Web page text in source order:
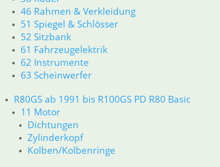
46 Rahmen & Verkleidung
51 Spiegel & Schlösser
52 Sitzbank
61 Fahrzeugelektrik
62 Instrumente
63 Scheinwerfer
R80GS ab 1991 bis R100GS PD R80 Basic
11 Motor
Dichtungen
Zylinderkopf
Kolben/Kolbenringe
11 Motor
Dichtungen
Kolben/Kolbenringe
Zylinderkopf
12 Motorelektrik
13 Vergaser
16 Tank
21 Kupplung
23 Getriebe
26 Kardanwelle
31 Telegabel
32 Lenkung
33 Antrieb